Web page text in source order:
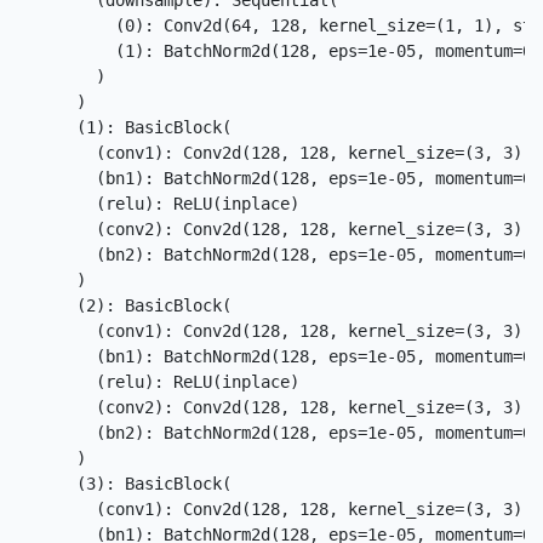
(0): Conv2d(64, 128, kernel_size=(1, 1),
(1): BatchNorm2d(128, eps=1e-05,
        )
      )
      (1): BasicBlock(
(conv1): Conv2d(128, 128, kernel_size=(3,
(bn1): BatchNorm2d(128, eps=1e-05,
        (relu): ReLU(inplace)
(conv2): Conv2d(128, 128, kernel_size=(3,
(bn2): BatchNorm2d(128, eps=1e-05,
      )
      (2): BasicBlock(
(conv1): Conv2d(128, 128, kernel_size=(3,
(bn1): BatchNorm2d(128, eps=1e-05,
        (relu): ReLU(inplace)
(conv2): Conv2d(128, 128, kernel_size=(3,
(bn2): BatchNorm2d(128, eps=1e-05,
      )
      (3): BasicBlock(
(conv1): Conv2d(128, 128, kernel_size=(3,
(bn1): BatchNorm2d(128, eps=1e-05,